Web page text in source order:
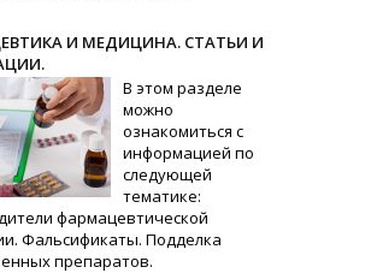
И МЕДИЦИНА. СТАТЬИ И
В этом разделе
можно
ознакомиться с
информацией по
следующей
тематике:
фармацевтической
Фальсификаты. Подделка
препаратов.